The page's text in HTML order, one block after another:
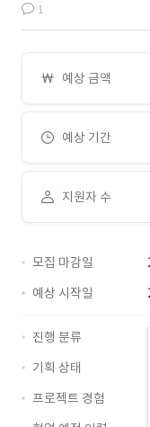
1
예상 금액
예상 기간
지원자 수
모집 마감일
예상 시작일
진행 분류
기획 상태
프로젝트 경험